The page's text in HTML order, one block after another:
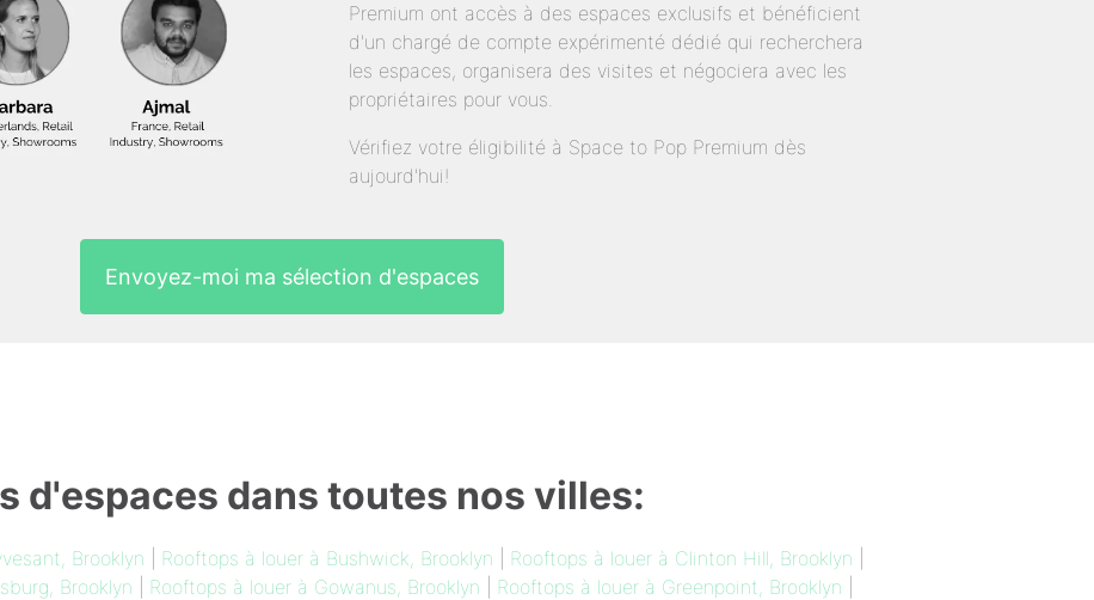
Premium ont accès à des espaces exclusifs et bénéficient
d'un chargé de compte expérimenté dédié qui recherchera
les espaces, organisera des visites et négociera avec les
propriétaires pour vous.
Vérifiez votre éligibilité à Space to Pop Premium dès
aujourd'hui!
Envoyez-moi ma sélection d'espaces
d'espaces dans toutes nos villes:
Brooklyn Rooftops à louer à Bushwick, Brooklyn Rooftops à louer à Clinton Hill, Brooklyn
Brooklyn
Rooftops à louer à Gowanus, Brooklyn Rooftops à louer à Greenpoint, Brooklyn